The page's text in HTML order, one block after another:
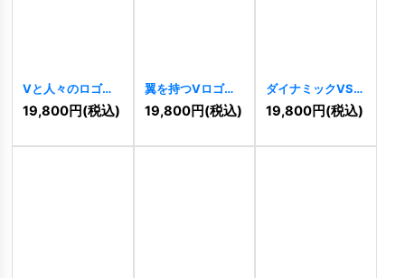
Vと人々のロゴ
[5687]
19,800円(税込)
翼を持つVロゴ
[5630]
19,800円(税込)
ダイナミックVSロ
ゴ 5315]
19,800円(税込)